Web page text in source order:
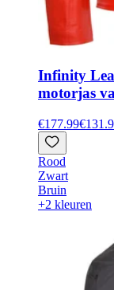
Infinity
motorjas
€177.99
Rood
Zwart
Bruin
+2 kleuren